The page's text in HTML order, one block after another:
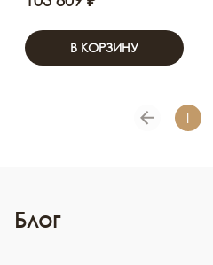
В КОРЗИНУ
1
Блог